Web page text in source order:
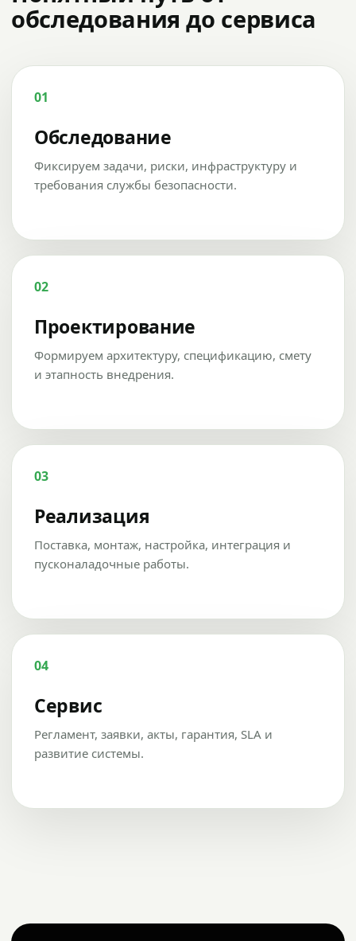
обследования до сервиса
01
Обследование
Фиксируем задачи, риски, инфраструктуру и
требования службы безопасности.
02
Проектирование
Формируем архитектуру, спецификацию, смету
и этапность внедрения.
03
Реализация
Поставка, монтаж, настройка, интеграция и
пусконаладочные работы.
04
Сервис
Регламент, заявки, акты, гарантия, SLA и
развитие системы.